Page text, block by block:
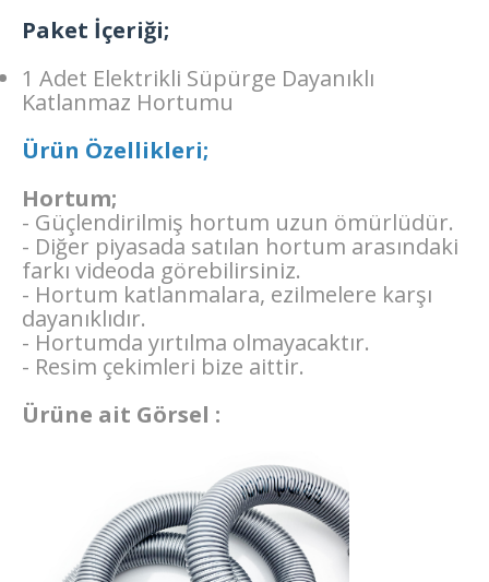
Paket İçeriği;
1 Adet Elektrikli Süpürge Dayanıklı
Katlanmaz Hortumu
Ürün Özellikleri;
Hortum;
- Güçlendirilmiş hortum uzun ömürlüdür.
- Diğer piyasada satılan hortum arasındaki
farkı videoda görebilirsiniz.
- Hortum katlanmalara, ezilmelere karşı
dayanıklıdır.
- Hortumda yırtılma olmayacaktır.
- Resim çekimleri bize aittir.
Ürüne ait Görsel :